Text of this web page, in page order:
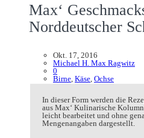
Max‘
Norddeutscher
Okt. 17, 2016
Michael H. Max Ragwitz
0
Birne Käse Ochse
In dieser Form werden die
aus Max‘ Kulinarische
leicht bearbeitet und ohne
Mengenangaben dargestellt.